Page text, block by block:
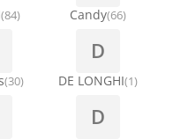
mašine
(84) Candy(66)
(30)
D
DE LONGHI(1)
D